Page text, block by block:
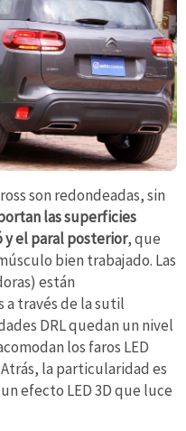
son redondeadas, sin
las superficies
y el paral posterior, que
bien trabajado. Las
están
a través de la sutil
DRL quedan un nivel
los faros LED
la particularidad es
efecto LED 3D que luce